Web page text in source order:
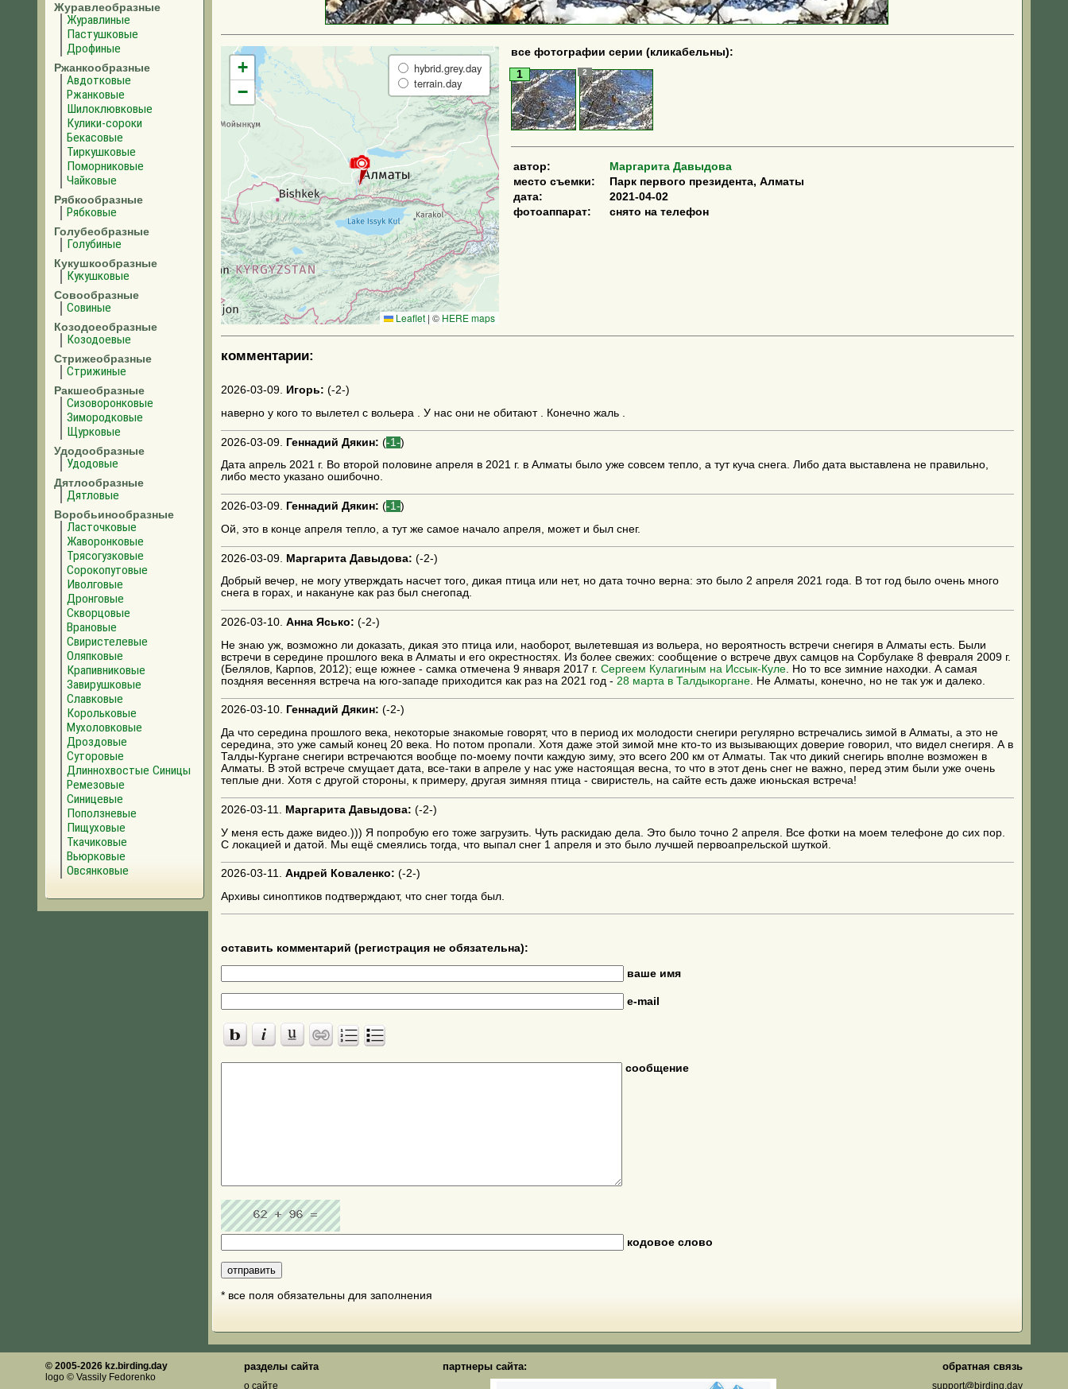
Журавлеобразные
Журавлиные
Пастушковые
Дрофиные
Ржанкообразные
Авдотковые
Ржанковые
Шилоклювковые
Кулики-сороки
Бекасовые
Тиркушковые
Поморниковые
Чайковые
Рябкообразные
Рябковые
Голубеобразные
Голубиные
Кукушкообразные
Кукушковые
Совообразные
Совиные
Козодоеобразные
Козодоевые
Стрижеобразные
Стрижиные
Ракшеобразные
Сизоворонковые
Зимородковые
Щурковые
Удодообразные
Удодовые
Дятлообразные
Дятловые
Воробьинообразные
Ласточковые
Жаворонковые
Трясогузковые
Сорокопутовые
Иволговые
Дронговые
Скворцовые
Врановые
Свиристелевые
Оляпковые
Крапивниковые
Завирушковые
Славковые
Корольковые
Мухоловковые
Дроздовые
Суторовые
Длиннохвостые Синицы
Ремезовые
Синицевые
Поползневые
Пищуховые
Ткачиковые
Вьюрковые
Овсянковые
+
−
hybrid.grey.day
terrain.day
Leaflet | © HERE maps
все фотографии серии (кликабельны):
1
2
автор:
Маргарита Давыдова
место съемки:
Парк первого президента, Алматы
дата:
2021-04-02
фотоаппарат:
снято на телефон
комментарии:
2026-03-09. Игорь: (-2-)
наверно у кого то вылетел с вольера . У нас они не обитают . Конечно жаль .
2026-03-09. Геннадий Дякин: (-1-)
Дата апрель 2021 г. Во второй половине апреля в 2021 г. в Алматы было уже совсем тепло, а тут куча снега. Либо дата выставлена не правильно,
либо место указано ошибочно.
2026-03-09. Геннадий Дякин: (-1-)
Ой, это в конце апреля тепло, а тут же самое начало апреля, может и был снег.
2026-03-09. Маргарита Давыдова: (-2-)
Добрый вечер, не могу утверждать насчет того, дикая птица или нет, но дата точно верна: это было 2 апреля 2021 года. В тот год было очень много
снега в горах, и накануне как раз был снегопад.
2026-03-10. Анна Ясько: (-2-)
Не знаю уж, возможно ли доказать, дикая это птица или, наоборот, вылетевшая из вольера, но вероятность встречи снегиря в Алматы есть. Были
встречи в середине прошлого века в Алматы и его окрестностях. Из более свежих: сообщение о встрече двух самцов на Сорбулаке 8 февраля 2009 г.
(Белялов, Карпов, 2012); еще южнее - самка отмечена 9 января 2017 г. Сергеем Кулагиным на Иссык-Куле . Но то все зимние находки. А самая
поздняя весенняя встреча на юго-западе приходится как раз на 2021 год - 28 марта в Талдыкоргане . Не Алматы, конечно, но не так уж и далеко.
2026-03-10. Геннадий Дякин: (-2-)
Да что середина прошлого века, некоторые знакомые говорят, что в период их молодости снегири регулярно встречались зимой в Алматы, а это не
середина, это уже самый конец 20 века. Но потом пропали. Хотя даже этой зимой мне кто-то из вызывающих доверие говорил, что видел снегиря. А в
Талды-Кургане снегири встречаются вообще по-моему почти каждую зиму, это всего 200 км от Алматы. Так что дикий снегирь вполне возможен в
Алматы. В этой встрече смущает дата, все-таки в апреле у нас уже настоящая весна, то что в этот день снег не важно, перед этим были уже очень
теплые дни. Хотя с другой стороны, к примеру, другая зимняя птица - свиристель, на сайте есть даже июньская встреча!
2026-03-11. Маргарита Давыдова: (-2-)
У меня есть даже видео.))) Я попробую его тоже загрузить. Чуть раскидаю дела. Это было точно 2 апреля. Все фотки на моем телефоне до сих пор.
С локацией и датой. Мы ещё смеялись тогда, что выпал снег 1 апреля и это было лучшей первоапрельской шуткой.
2026-03-11. Андрей Коваленко: (-2-)
Архивы синоптиков подтверждают, что снег тогда был.
оставить комментарий (регистрация не обязательна):
ваше имя
e-mail
сообщение
кодовое слово
* все поля обязательны для заполнения
© 2005-2026 kz.birding.day
logo © Vassily Fedorenko
разделы сайта
о сайте
партнеры сайта: обратная связь
support@birding.day